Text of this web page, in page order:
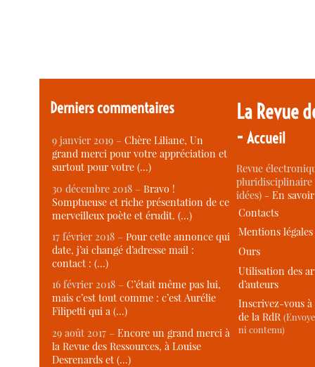
Derniers commentaires
9 janvier 2019 –Chère Liliane, Un
grand merci pour votre appréciation et
surtout pour votre (…)
30 décembre 2018 –Bravo !
Somptueuse et riche présentation de ce
merveilleux poète et érudit. (…)
17 février 2018 –Pour cette annonce qui
date, j’ai changé d’adresse mail :
contact : (…)
16 février 2018 –C’était même pas lui,
mais c’est tout comme : c’est Aurélie
Filipetti qui a (…)
29 août 2017 –Encore un grand merci à
la Revue des Ressources, à Louise
Desrenards et (…)
La Revue
-Accueil
Revue
idées) -En
Contacts
Mentions légales
Ours
Utilisation des
d’auteurs
Inscrivez-vous
de la RdR
ni contenu)